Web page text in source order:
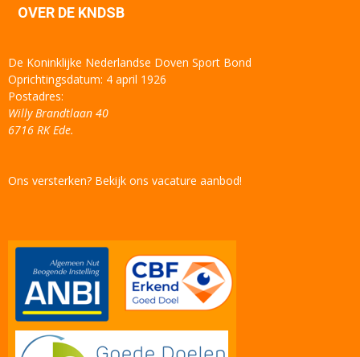
OVER DE KNDSB
De Koninklijke Nederlandse Doven Sport Bond
Oprichtingsdatum: 4 april 1926
Postadres:
Willy Brandtlaan 40
6716 RK Ede.
Ons versterken? Bekijk ons vacature aanbod!